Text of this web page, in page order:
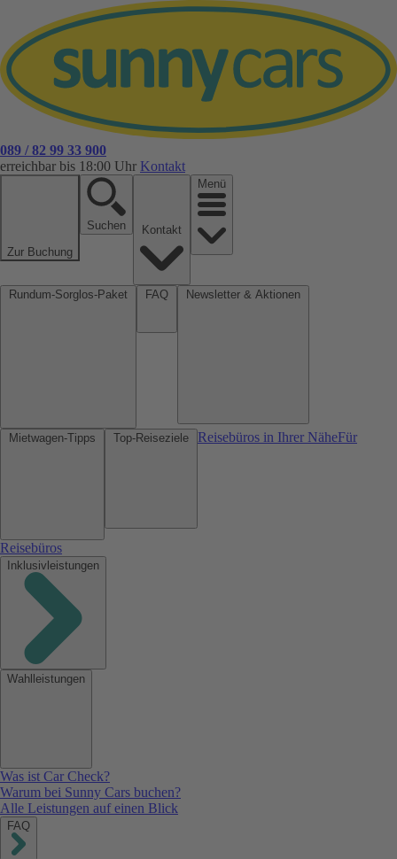
089 / 82 99 33 900
erreichbar bis 18:00 Uhr Kontakt
Zur Buchung
Suchen
Menü
Reisebüros in Ihrer NäheFür
Reisebüros
Inklusivleistungen
Wahlleistungen
Was ist Car Check?
Warum bei Sunny Cars buchen?
Alle Leistungen auf einen Blick
FAQ